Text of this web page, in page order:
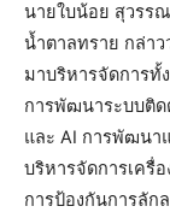
นายใบน้อย สุวรร
น้ำตาลทราย กล่า
มาบริหารจัดการทั้
การพัฒนาระบบติด
และ AI การพัฒนา
บริหารจัดการเครื่
การป้องกันการลัก